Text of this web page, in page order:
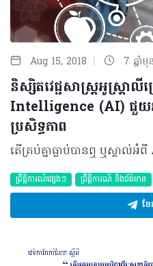
Aug 15, 2018 | 7 ឆ្នាំមុន
និស្សិតវេជ្ជសាស្រ្តអូស្ត្រា
Intelligence (AI) ជួយ
ប្រសិទ្ធភាព
ព្រឹត្តិការណ៍ផ្សេងៗ ព្រឹត្តិការណ៍ និងព័ត៌មាន
ច